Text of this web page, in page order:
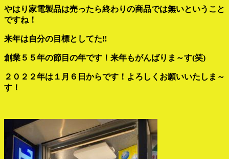
やはり家電製品は売ったら終わりの商品では無いということ
ですね！
来年は自分の目標としてた‼
創業５５年の節目の年です！来年もがんばりま～す(笑)
２０２２年は１月６日からです！よろしくお願いいたしま～
す！